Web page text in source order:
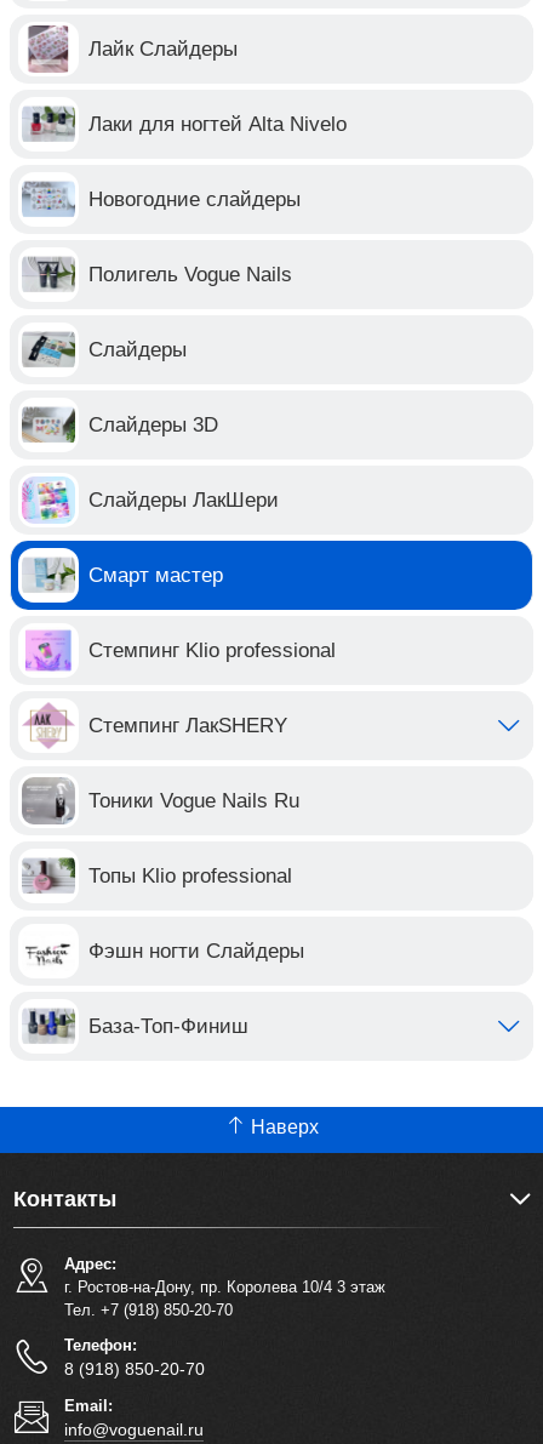
Лайк Слайдеры
Лаки для ногтей Alta Nivelo
Новогодние слайдеры
Полигель Vogue Nails
Слайдеры
Слайдеры 3D
Слайдеры ЛакШери
Смарт мастер
Стемпинг Klio professional
Стемпинг ЛакSHERY
Тоники Vogue Nails Ru
Топы Klio professional
Фэшн ногти Слайдеры
База-Топ-Финиш
Наверх
Контакты
Адрес:
г. Ростов-на-Дону, пр. Королева 10/4 3 этаж
Тел. +7 (918) 850-20-70
Телефон:
8 (918) 850-20-70
Email:
info@voguenail.ru